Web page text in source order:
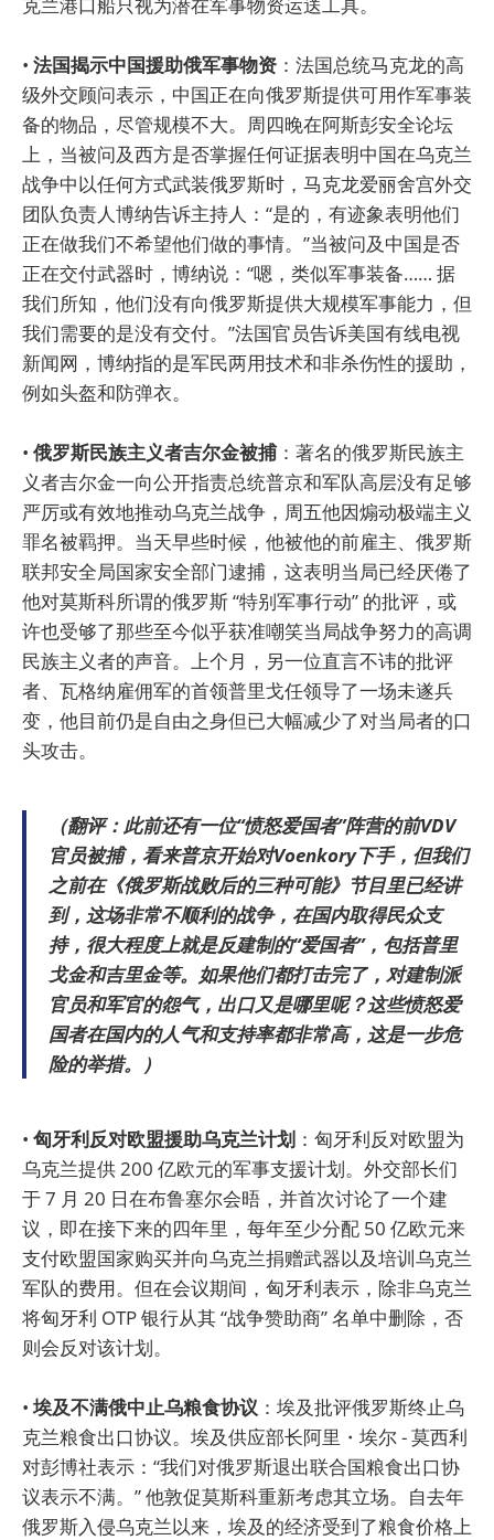
• 法国揭示中国援助俄军事物资 ：法国总统马克龙的高
级外交顾问表示，中国正在向俄罗斯提供可用作军事装
备的物品，尽管规模不大。周四晚在阿斯彭安全论坛
上，当被问及西方是否掌握任何证据表明中国在乌克兰
战争中以任何方式武装俄罗斯时，马克龙爱丽舍宫外交
团队负责人博纳告诉主持人：“是的，有迹象表明他们
正在做我们不希望他们做的事情。”当被问及中国是否
正在交付武器时，博纳说：“嗯，类似军事装备…… 据
我们所知，他们没有向俄罗斯提供大规模军事能力，但
我们需要的是没有交付。”法国官员告诉美国有线电视
新闻网，博纳指的是军民两用技术和非杀伤性的援助，
例如头盔和防弹衣。
• 俄罗斯民族主义者吉尔金被捕：著名的俄罗斯民族主
义者吉尔金一向公开指责总统普京和军队高层没有足够
严厉或有效地推动乌克兰战争，周五他因煽动极端主义
罪名被羁押。当天早些时候，他被他的前雇主、俄罗斯
联邦安全局国家安全部门逮捕，这表明当局已经厌倦了
他对莫斯科所谓的俄罗斯 “特别军事行动” 的批评，或
许也受够了那些至今似乎获准嘲笑当局战争努力的高调
民族主义者的声音。上个月，另一位直言不讳的批评
者、瓦格纳雇佣军的首领普里戈任领导了一场未遂兵
变，他目前仍是自由之身但已大幅减少了对当局者的口
头攻击。
（翻评：此前还有一位“愤怒爱国者”阵营的前VDV
官员被捕，看来普京开始对Voenkory下手，但我们
之前在《俄罗斯战败后的三种可能》节目里已经讲
到，这场非常不顺利的战争，在国内取得民众支
持，很大程度上就是反建制的“爱国者”，包括普里
戈金和吉里金等。如果他们都打击完了，对建制派
官员和军官的怨气，出口又是哪里呢？这些愤怒爱
国者在国内的人气和支持率都非常高，这是一步危
险的举措。）
• 匈牙利反对欧盟援助乌克兰计划 ：匈牙利反对欧盟为
乌克兰提供 200 亿欧元的军事支援计划。外交部长们
于 7 月 20 日在布鲁塞尔会晤，并首次讨论了一个建
议，即在接下来的四年里，每年至少分配 50 亿欧元来
支付欧盟国家购买并向乌克兰捐赠武器以及培训乌克兰
军队的费用。但在会议期间，匈牙利表示，除非乌克兰
将匈牙利 OTP 银行从其 “战争赞助商” 名单中删除，否
则会反对该计划。
• 埃及不满俄中止乌粮食协议 ：埃及批评俄罗斯终止乌
克兰粮食出口协议。埃及供应部长阿里・埃尔 - 莫西利
对彭博社表示：“我们对俄罗斯退出联合国粮食出口协
议表示不满。” 他敦促莫斯科重新考虑其立场。自去年
俄罗斯入侵乌克兰以来，埃及的经济受到了粮食价格上